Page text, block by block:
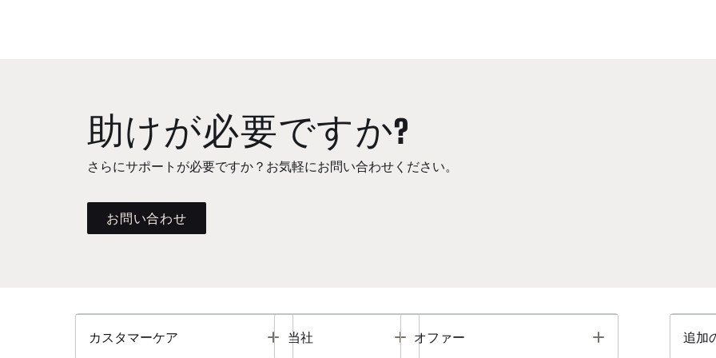
助けが必要ですか?
さらにサポートが必要ですか？お気軽にお問い合わせください。
お問い合わせ
カスタマーケア Toggle
当社 Toggle
オファー Toggle 追加